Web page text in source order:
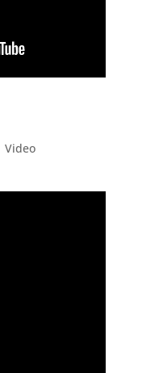
Video